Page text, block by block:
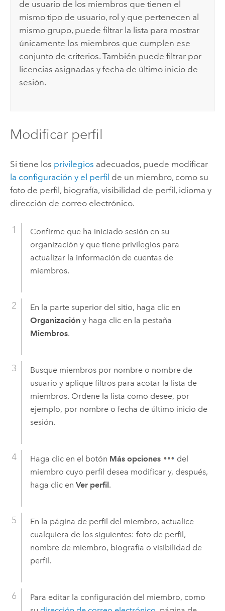
de usuario de los miembros que tienen el
mismo tipo de usuario, rol y que pertenecen al
mismo grupo, puede filtrar la lista para mostrar
únicamente los miembros que cumplen ese
conjunto de criterios.También puede filtrar por
licencias asignadas y fecha de último inicio de
sesión.
Modificar perfil
Si tiene los privilegios adecuados, puede modificar
la configuración y el perfil de un miembro, como su
foto de perfil, biografía, visibilidad de perfil, idioma y
dirección de correo electrónico.
Confirme que ha iniciado sesión en su
organización y que tiene privilegios para
actualizar la información de cuentas de
miembros.
En la parte superior del sitio, haga clic en
Organizacióny haga clic en la pestaña
Miembros.
Busque miembros por nombre o nombre de
usuario y aplique filtros para acotar la lista de
miembros. Ordene la lista como desee, por
ejemplo, por nombre o fecha de último inicio de
sesión.
Haga clic en el botón Más opciones
del
miembro cuyo perfil desea modificar y, después,
haga clic en Ver perfil.
En la página de perfil del miembro, actualice
cualquiera de los siguientes: foto de perfil,
nombre de miembro, biografía o visibilidad de
perfil.
Para editar la configuración del miembro, como